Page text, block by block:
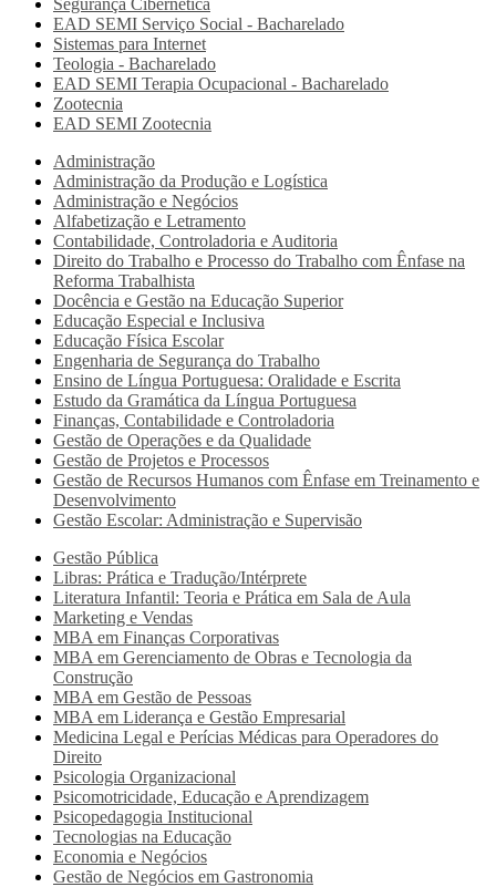
EAD SEMI Serviço Social - Bacharelado
Sistemas para Internet
Teologia - Bacharelado
EAD SEMI Terapia Ocupacional - Bacharelado
Zootecnia
EAD SEMI Zootecnia
Administração
Administração da Produção e Logística
Administração e Negócios
Alfabetização e Letramento
Contabilidade, Controladoria e Auditoria
Direito do Trabalho e Processo do Trabalho com Ênfase na
Reforma Trabalhista
Docência e Gestão na Educação Superior
Educação Especial e Inclusiva
Educação Física Escolar
Engenharia de Segurança do Trabalho
Ensino de Língua Portuguesa: Oralidade e Escrita
Estudo da Gramática da Língua Portuguesa
Finanças, Contabilidade e Controladoria
Gestão de Operações e da Qualidade
Gestão de Projetos e Processos
Gestão de Recursos Humanos com Ênfase em Treinamento e
Desenvolvimento
Gestão Escolar: Administração e Supervisão
Gestão Pública
Libras: Prática e Tradução/Intérprete
Literatura Infantil: Teoria e Prática em Sala de Aula
Marketing e Vendas
MBA em Finanças Corporativas
MBA em Gerenciamento de Obras e Tecnologia da
Construção
MBA em Gestão de Pessoas
MBA em Liderança e Gestão Empresarial
Medicina Legal e Perícias Médicas para Operadores do
Direito
Psicologia Organizacional
Psicomotricidade, Educação e Aprendizagem
Psicopedagogia Institucional
Tecnologias na Educação
Economia e Negócios
Gestão de Negócios em Gastronomia